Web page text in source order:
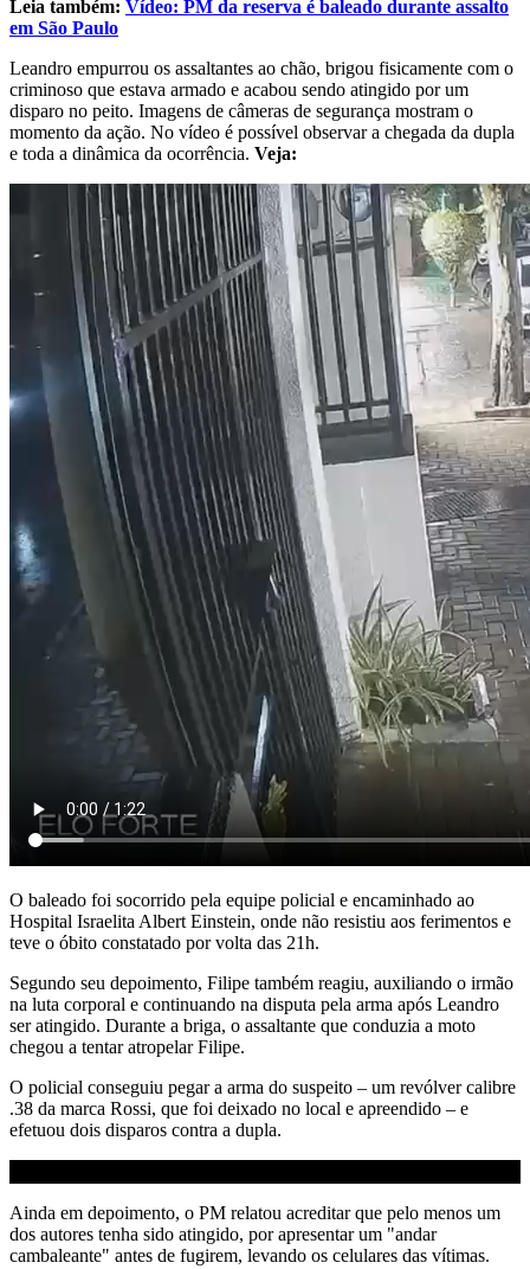
Leia também: Vídeo: PM da reserva é baleado durante assalto
em São Paulo
Leandro empurrou os assaltantes ao chão, brigou fisicamente com o
criminoso que estava armado e acabou sendo atingido por um
disparo no peito. Imagens de câmeras de segurança mostram o
momento da ação. No vídeo é possível observar a chegada da dupla
e toda a dinâmica da ocorrência. Veja:
O baleado foi socorrido pela equipe policial e encaminhado ao
Hospital Israelita Albert Einstein, onde não resistiu aos ferimentos e
teve o óbito constatado por volta das 21h.
Segundo seu depoimento, Filipe também reagiu, auxiliando o irmão
na luta corporal e continuando na disputa pela arma após Leandro
ser atingido. Durante a briga, o assaltante que conduzia a moto
chegou a tentar atropelar Filipe.
O policial conseguiu pegar a arma do suspeito – um revólver calibre
.38 da marca Rossi, que foi deixado no local e apreendido – e
efetuou dois disparos contra a dupla.
Ainda em depoimento, o PM relatou acreditar que pelo menos um
dos autores tenha sido atingido, por apresentar um "andar
cambaleante" antes de fugirem, levando os celulares das vítimas.